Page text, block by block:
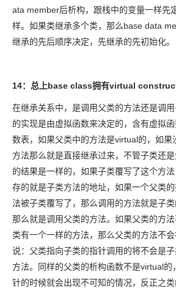
ata member后析构，跟栈中的变量一样先
样。如果类继承多个类，那么base data
继承的先后顺序决定，先继承的先初始化。
14：总上base class拥有virtual
在继承关系中，是调用父类的方法还是调
的实现是由虚拟函数来决定的，含有虚拟
数表，如果父类中的方法是virtual的，如果
方法那么就是直接继承过来，不管子类还
的结果是一样的，如果子类覆写了这个方
存的就是子类方法的地址，如果一个父类
法被子类覆写了，那么调用的方法就是子
那么就是调用父类的方法。如果父类的方
类有一个一样的方法，那么父类的方法不
说：父类指向子类的指针调用的将不会是
方法。同样的父类的析构函数不是virtual
针的时候就会出现不可知的情况，反正之